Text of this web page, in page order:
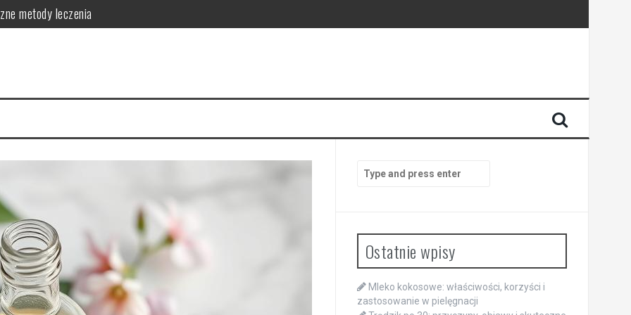
metody leczenia
skórę
skuteczna pielęgnacja
działanie i zastosowanie
for:
Ostatnie wpisy
Mleko kokosowe: właściwości, korzyści i
zastosowanie w pielęgnacji